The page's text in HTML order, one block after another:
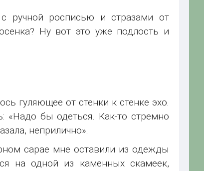
ручной росписью и стразами от
Ну вот это уже подлость и
гуляющее от стенки к стенке эхо.
«Надо бы одеться. Как-то стремно
неприлично».
сарае мне оставили из одежды
на одной из каменных скамеек,